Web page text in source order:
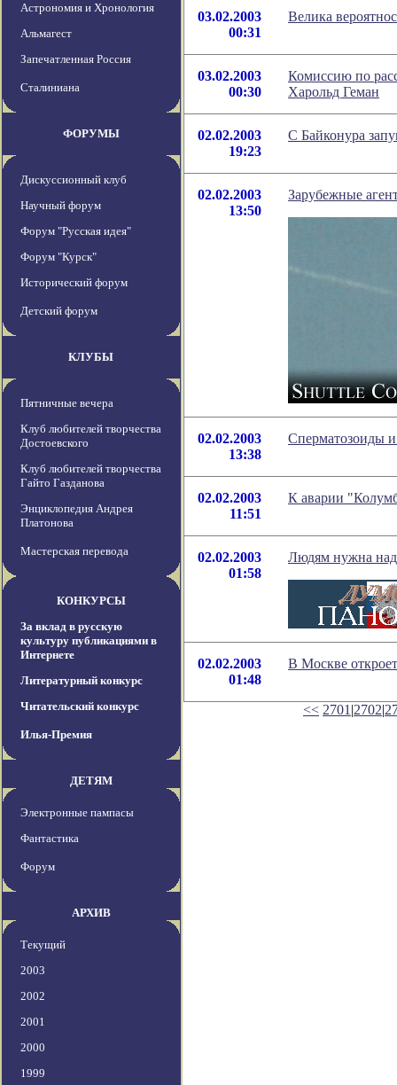
Астрономия и Хронология
Альмагест
Запечатленная Россия
Сталиниана
ФОРУМЫ
Дискуссионный клуб
Научный форум
Форум "Русская идея"
Форум "Курск"
Исторический форум
Детский форум
КЛУБЫ
Пятничные вечера
Клуб любителей творчества
Достоевского
Клуб любителей творчества
Гайто Газданова
Энциклопедия Андрея
Платонова
Мастерская перевода
КОНКУРСЫ
За вклад в русскую
культуру публикациями в
Интернете
Литературный конкурс
Читательский конкурс
Илья-Премия
ДЕТЯМ
Электронные пампасы
Фантастика
Форум
АРХИВ
Текущий
2003
2002
2001
2000
1999
03.02.2003
00:31
Велика
03.02.2003
00:30
Комиссию по
Харольд Геман
02.02.2003
19:23
С Байконура
02.02.2003
13:50
Зарубежные
02.02.2003
13:38
Сперматозоиды
02.02.2003
11:51
К аварии
02.02.2003
01:58
Людям нужна
02.02.2003
01:48
В Москве
<< 2701 |2702|